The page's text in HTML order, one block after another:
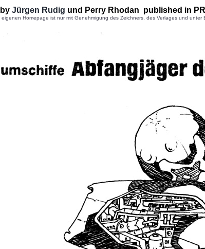
Jürgen Rudig und Perry Rhodan published in
Homepage ist nur mit Genehmigung des Zeichners, des Verlages und